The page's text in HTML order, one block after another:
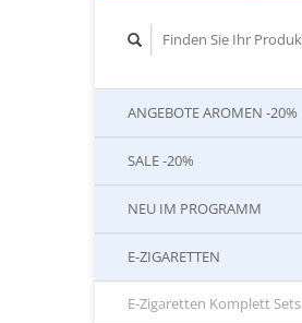
ANGEBOTE AROMEN -20%
SALE -20%
NEU IM PROGRAMM
E-ZIGARETTEN
E-Zigaretten Komplett Sets